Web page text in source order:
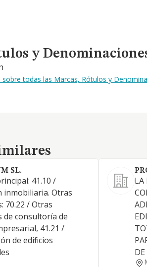
Comerciales
y
todas las Marcas, Rótulos y
SL.
41.10 /
inmobiliaria. Otras
70.22 / Otras
de consultoría de
41.21 /
de edificios
LA